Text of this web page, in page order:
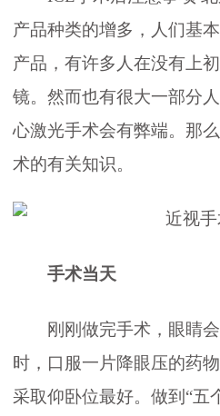
产品种类的增多，人们基
产品，有许多人在没有上
镜。然而也有很大一部分
心激光手术会有弊端。那
术的有关知识。
手术当天
刚刚做完手术，眼睛
时，口服一片降眼压的药
采取仰卧位最好。做到“五